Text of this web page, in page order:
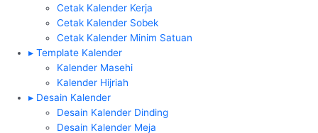
Cetak Kalender Kerja
Cetak Kalender Sobek
Cetak Kalender Minim Satuan
▸ Template Kalender
Kalender Masehi
Kalender Hijriah
▸ Desain Kalender
Desain Kalender Dinding
Desain Kalender Meja